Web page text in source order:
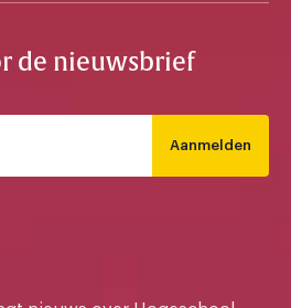
de nieuwsbrief
Aanmelden